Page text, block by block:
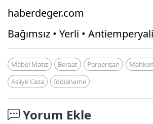
haberdeger.com
Bağımsız • Yerli •
Mabel Matiz Beraat Perperişan
Asliye Ceza
Iddianame
Yorum Ekle